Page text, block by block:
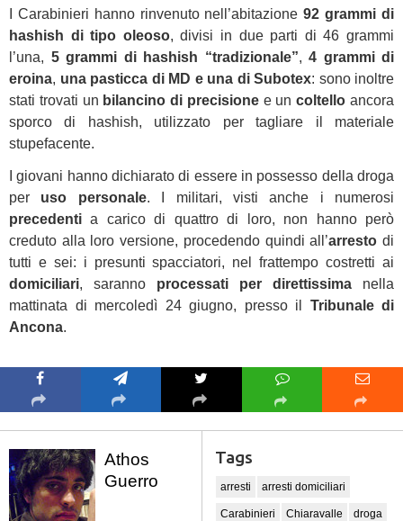
I Carabinieri hanno rinvenuto nell’abitazione92 grammi di
hashish di tipo oleoso, divisi in due parti di 46 grammi
l’una, 5 grammi di hashish “tradizionale”, 4 grammi di
eroina, una pasticca di MD e una di Subotex: sono inoltre
stati trovati un bilancino di precisionee uncoltello ancora
sporco di hashish, utilizzato per tagliare il materiale
stupefacente.
I giovani hanno dichiarato di essere in possesso della droga
per uso personale. I militari, visti anche i numerosi
precedenti a carico di quattro di loro, non hanno però
creduto alla loro versione, procedendo quindi all’arresto di
tutti e sei: i presunti spacciatori, nel frattempo costretti ai
domiciliari, saranno processati per direttissima nella
mattinata di mercoledì 24 giugno, presso il Tribunale di
Ancona.
Athos
Guerro
Tags
arresti arresti domiciliari
Carabinieri Chiaravalle droga